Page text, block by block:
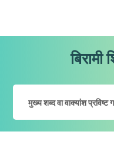
बिरामी